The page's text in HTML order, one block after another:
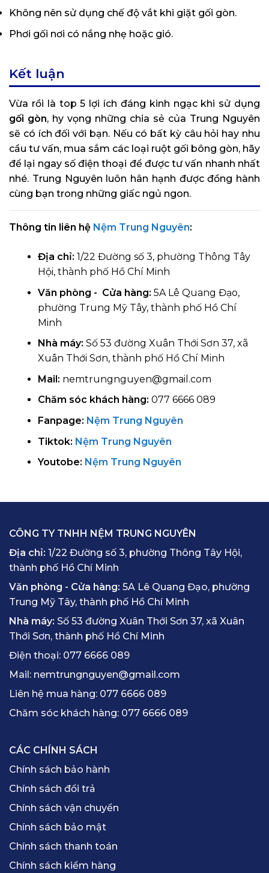
Không nên sử dụng chế độ vắt khi giặt gối gòn.
Phơi gối nơi có nắng nhẹ hoặc gió.
Kết luận
Vừa rồi là top 5 lợi ích đáng kinh ngạc khi sử dụng
gối gòn, hy vọng những chia sẻ của Trung Nguyên
sẽ có ích đối với bạn. Nếu có bất kỳ câu hỏi hay nhu
cầu tư vấn, mua sắm các loại ruột gối bông gòn, hãy
để lại ngay số điện thoại để được tư vấn nhanh nhất
nhé. Trung Nguyên luôn hân hạnh được đồng hành
cùng bạn trong những giấc ngủ ngon.
Thông tin liên hệ Nệm Trung Nguyên:
Địa chỉ: 1/22 Đường số 3, phường Thông Tây
Hội, thành phố Hồ Chí Minh
Văn phòng - Cửa hàng: 5A Lê Quang Đạo,
phường Trung Mỹ Tây, thành phố Hồ Chí
Minh
Nhà máy: Số 53 đường Xuân Thới Sơn 37, xã
Xuân Thới Sơn, thành phố Hồ Chí Minh
Mail: nemtrungnguyen@gmail.com
Chăm sóc khách hàng: 077 6666 089
Fanpage: Nệm Trung Nguyên
Tiktok: Nệm Trung Nguyên
Youtobe: Nệm Trung Nguyên
CÔNG TY TNHH NỆM TRUNG NGUYÊN
Địa chỉ: 1/22 Đường số 3, phường Thông Tây Hội,
thành phố Hồ Chí Minh
Văn phòng - Cửa hàng: 5A Lê Quang Đạo, phường
Trung Mỹ Tây, thành phố Hồ Chí Minh
Nhà máy: Số 53 đường Xuân Thới Sơn 37, xã Xuân
Thới Sơn, thành phố Hồ Chí Minh
Điện thoại: 077 6666 089
Mail: nemtrungnguyen@gmail.com
Liên hệ mua hàng: 077 6666 089
Chăm sóc khách hàng: 077 6666 089
CÁC CHÍNH SÁCH
Chính sách bảo hành
Chính sách đổi trả
Chính sách vận chuyển
Chính sách bảo mật
Chính sách thanh toán
Chính sách kiểm hàng